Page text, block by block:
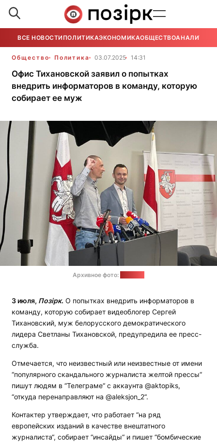
ВСЕ НОВОСТИ ПОЛИТИКАЭКОНОМИКАОБЩЕСТВОАНАЛИТИКА
Общество Политика 03.07.2025 14:31
Офис Тихановской заявил о попытках
внедрить информаторов в команду, которую
собирает ее муж
Архивное фото:
3 июля, Позірк. О попытках внедрить информаторов в
команду, которую собирает видеоблогер Сергей
Тихановский, муж белорусского демократического
лидера Светланы Тихановской, предупредила ее пресс-
служба.
Отмечается, что неизвестный или неизвестные от имени
“популярного скандального журналиста желтой прессы“
пишут людям в “Телеграме“ с аккаунта @aktopiks,
“откуда перенаправляют на @aleksjon_2“.
Контактер утверждает, что работает “на ряд
европейских изданий в качестве внештатного
журналиста“, собирает “инсайды“ и пишет “бомбические